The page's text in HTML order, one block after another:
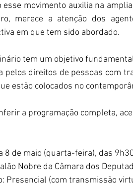
esse movimento auxilia na
merece a atenção dos
em que tem sido abordado.
tem um objetivo
pelos direitos de pessoas com
estão colocados no
a programação completa,
8 de maio (quarta-feira), das
Nobre da Câmara dos
Presencial (com transmissão